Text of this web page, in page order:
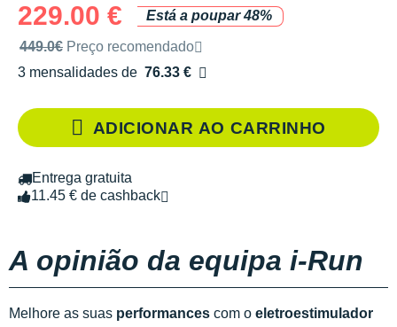
229.00 €
Está a poupar 48%
Preço de venda recomendado pela marca
449.0€ Preço recomendado
3 mensalidades de 76.33 €
sem custos
ADICIONAR AO CARRINHO
Entrega gratuita
11.45 € de cashback
A opinião da equipa i-Run
Melhore as suas performances com o eletroestimulador